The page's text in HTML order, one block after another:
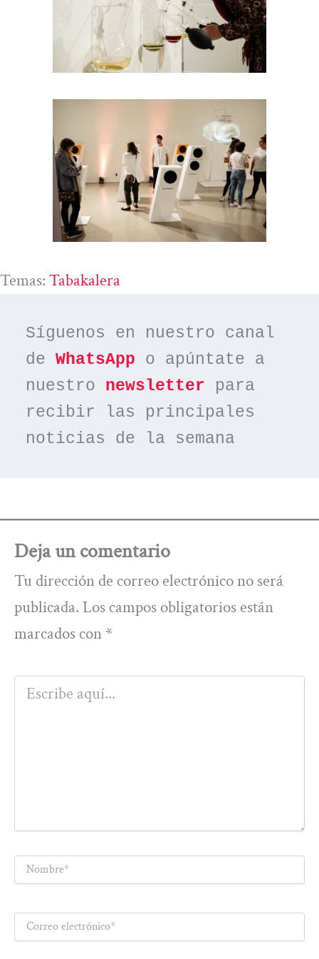
Temas: Tabakalera
Síguenos en nuestro canal
de WhatsApp o apúntate a
nuestro newsletter para
recibir las principales
noticias de la semana
Deja un comentario
Tu dirección de correo electrónico no será
publicada. Los campos obligatorios están
marcados con *
Escribe
aquí...
Nombre*
Correo
electrónico*